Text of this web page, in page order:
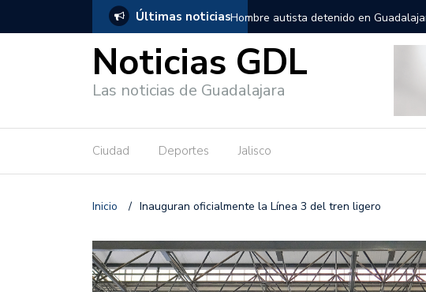
Últimas noticias
salió de los separos sin lesiones graves Títeres gigantes recorrerán las calles
Noticias GDL
Las noticias de Guadalajara
Ciudad Deportes Jalisco
Inicio / Inauguran oficialmente la Línea 3 del tren ligero